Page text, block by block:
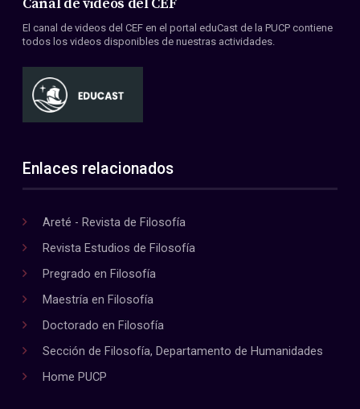
Canal de videos del CEF
El canal de videos del CEF en el portal eduCast de la PUCP contiene
todos los videos disponibles de nuestras actividades.
Enlaces relacionados
Areté - Revista de Filosofía
Revista Estudios de Filosofía
Pregrado en Filosofía
Maestría en Filosofía
Doctorado en Filosofía
Sección de Filosofía, Departamento de Humanidades
Home PUCP